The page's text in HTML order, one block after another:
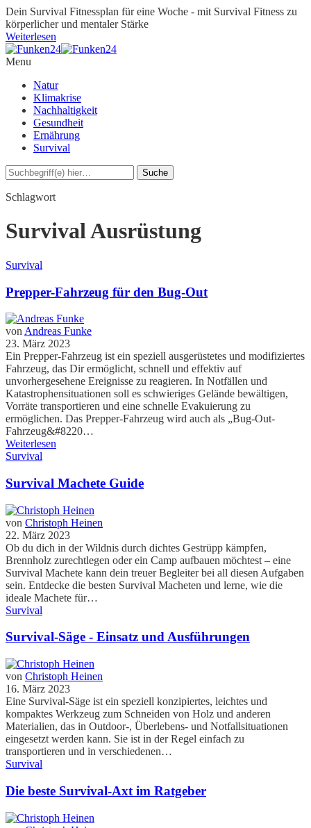
Dein Survival Fitnessplan für eine Woche - mit Survival Fitness zu
körperlicher und mentaler Stärke
Weiterlesen
Menu
Natur
Klimakrise
Nachhaltigkeit
Gesundheit
Ernährung
Survival
Schlagwort
Survival Ausrüstung
Survival
Prepper-Fahrzeug für den Bug-Out
von Andreas Funke
23. März 2023
Ein Prepper-Fahrzeug ist ein speziell ausgerüstetes und modifiziertes
Fahrzeug, das Dir ermöglicht, schnell und effektiv auf
unvorhergesehene Ereignisse zu reagieren. In Notfällen und
Katastrophensituationen soll es schwieriges Gelände bewältigen,
Vorräte transportieren und eine schnelle Evakuierung zu
ermöglichen. Das Prepper-Fahrzeug wird auch als „Bug-Out-
Fahrzeug&#8220…
Weiterlesen
Survival
Survival Machete Guide
von Christoph Heinen
22. März 2023
Ob du dich in der Wildnis durch dichtes Gestrüpp kämpfen,
Brennholz zurechtlegen oder ein Camp aufbauen möchtest – eine
Survival Machete kann dein treuer Begleiter bei all diesen Aufgaben
sein. Entdecke die besten Survival Macheten und lerne, wie die
ideale Machete für…
Survival
Survival-Säge - Einsatz und Ausführungen
von Christoph Heinen
16. März 2023
Eine Survival-Säge ist ein speziell konzipiertes, leichtes und
kompaktes Werkzeug zum Schneiden von Holz und anderen
Materialien, das in Outdoor-, Überlebens- und Notfallsituationen
eingesetzt werden kann. Sie ist in der Regel einfach zu
transportieren und in verschiedenen…
Survival
Die beste Survival-Axt im Ratgeber